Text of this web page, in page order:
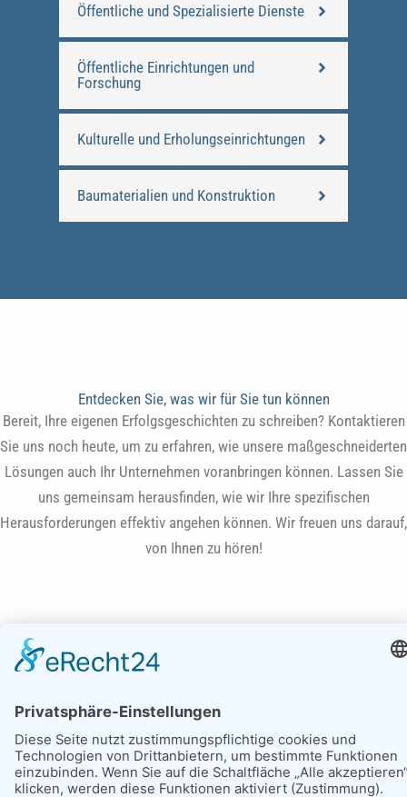
Öffentliche und Spezialisierte Dienste
Öffentliche Einrichtungen und
Forschung
Kulturelle und Erholungseinrichtungen
Baumaterialien und Konstruktion
Entdecken Sie, was wir für Sie tun können
Bereit, Ihre eigenen Erfolgsgeschichten zu schreiben? Kontaktieren
Sie uns noch heute, um zu erfahren, wie unsere maßgeschneiderten
Lösungen auch Ihr Unternehmen voranbringen können. Lassen Sie
uns gemeinsam herausfinden, wie wir Ihre spezifischen
Herausforderungen effektiv angehen können. Wir freuen uns darauf,
von Ihnen zu hören!
Haben Sie Fragen?
E-Mail:info@pefra.net